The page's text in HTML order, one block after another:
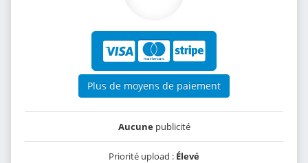
Plus de moyens de paiement
Aucunepublicité
Priorité upload : Élevé